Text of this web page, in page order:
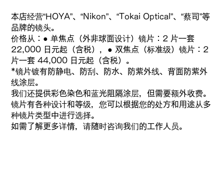
本店经营“HOYA”、“Nikon”、“Tokai Optical”、“蔡司”等
品牌的镜头。
价格从：● 单焦点（外非球面设计）镜片：2 片一套
22,000 日元起（含税），● 双焦点（标准级）镜片：2
片一套 44,000 日元起（含税）。
*镜片镀有防静电、防刮、防水、防紫外线、背面防紫外
线涂层。
我们还提供彩色染色和蓝光阻隔涂层，但需要额外收费。
镜片有各种设计和等级，您可以根据您的处方和用途从多
种镜片类型中进行选择。
如需了解更多详情，请随时咨询我们的工作人员。